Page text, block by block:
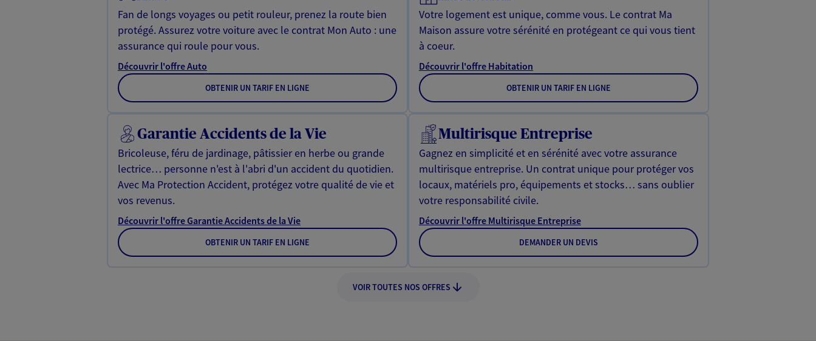
Fan de longs voyages ou petit rouleur, prenez la route bien
protégé. Assurez votre voiture avec le contrat Mon Auto : une
assurance qui roule pour vous.
Découvrir l'offre Auto
OBTENIR UN TARIF EN LIGNE
Votre logement est unique, comme vous. Le contrat Ma
Maison assure votre sérénité en protégeant ce qui vous tient
à coeur.
Découvrir l'offre Habitation
OBTENIR UN TARIF EN LIGNE
Garantie Accidents de la Vie
Bricoleuse, féru de jardinage, pâtissier en herbe ou grande
lectrice… personne n'est à l'abri d'un accident du quotidien.
Avec Ma Protection Accident, protégez votre qualité de vie et
vos revenus.
Découvrir l'offre Garantie Accidents de la Vie
OBTENIR UN TARIF EN LIGNE
Multirisque Entreprise
Gagnez en simplicité et en sérénité avec votre assurance
multirisque entreprise. Un contrat unique pour protéger vos
locaux, matériels pro, équipements et stocks… sans oublier
votre responsabilité civile.
Découvrir l'offre Multirisque Entreprise
DEMANDER UN DEVIS
VOIR TOUTES NOS OFFRES